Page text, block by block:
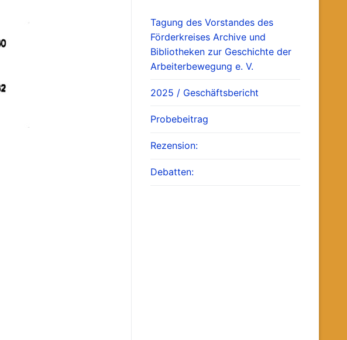
Tagung des Vorstandes des
Förderkreises Archive und
Bibliotheken zur Geschichte der
Arbeiterbewegung e. V.
2025 / Geschäftsbericht
Probebeitrag
Rezension:
Debatten: